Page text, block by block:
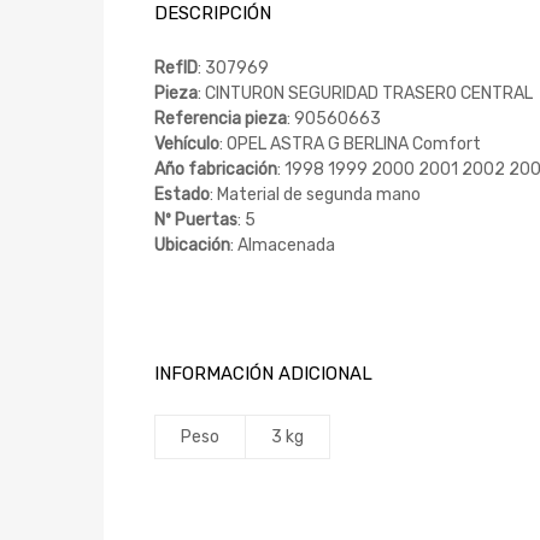
DESCRIPCIÓN
RefID: 307969
Pieza: CINTURON SEGURIDAD TRASERO CENTRAL
Referencia pieza: 90560663
Vehículo: OPEL ASTRA G BERLINA Comfort
Año fabricación: 1998 1999 2000 2001 2002
Estado: Material de segunda mano
Nº Puertas: 5
Ubicación: Almacenada
INFORMACIÓN ADICIONAL
Peso 3 kg